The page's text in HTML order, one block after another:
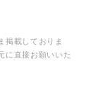
掲載しておりま
に直接お願いいた